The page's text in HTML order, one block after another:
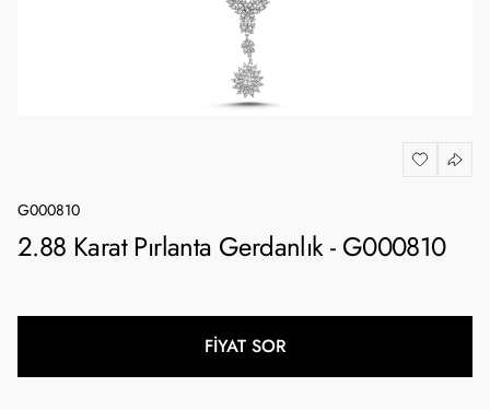
G000810
2.88 Karat Pırlanta Gerdanlık - G000810
FİYAT SOR